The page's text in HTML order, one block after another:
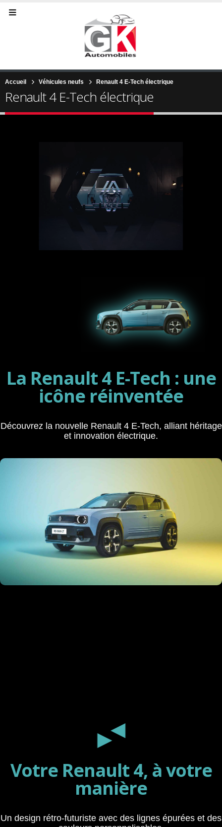
Accueil Véhicules neufs Renault 4 E-Tech électrique
Renault 4 E-Tech électrique
La Renault 4 E-Tech : une
icône réinventée
Découvrez la nouvelle Renault 4 E-Tech, alliant héritage
et innovation électrique.
La Renault 4 E-Tech : Une icône
réinventée
Plus d'information ici
◄
►
Votre Renault 4, à votre
manière
Un design rétro-futuriste avec des lignes épurées et des